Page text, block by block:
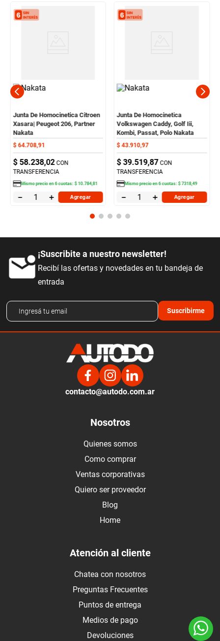
Junta De Homocinetica Citroen
Xasara| Peugeot 206, Partner
Nakata
$ 64.708,91
$ 58.238,02 CON
TRANSFERENCIA
Mismo precio en6cuotas:$ 10.784,81
＋
－ Agregar
Junta De Homocinetica
Volkswagen Caddy, Golf Iii,
Kombi, Passat, Polo Nakata
$ 43.910,97
$ 39.519,87 CON
TRANSFERENCIA
Mismo precio en6cuotas:$ 7318,49
＋
－ Agregar
¡Suscribite a nuestro newsletter!
Recibí las ofertas y novedades en tu bandeja de
entrada
Suscribirme
contacto@autodo.com.ar
Nosotros
Quienes somos
Como comprar
Ventas corporativas
Quiero ser proveedor
Blog
Home
Atención al cliente
Chatea con nosotros
Preguntas Frecuentes
Puntos de entrega
Medios de pago
Devoluciones